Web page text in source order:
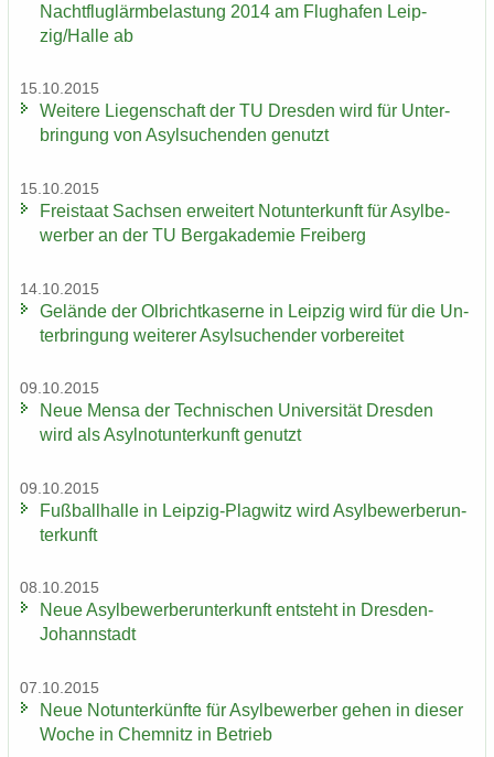
Nacht­flug­lärm­be­las­tung 2014 am Flug­ha­fen Leip­
zig/Halle ab
15.10.2015
Wei­te­re Lie­gen­schaft der TU Dres­den wird für Un­ter­
brin­gung von Asyl­su­chen­den ge­nutzt
15.10.2015
Frei­staat Sach­sen er­wei­tert Not­un­ter­kunft für Asyl­be­
wer­ber an der TU Berg­aka­de­mie Frei­berg
14.10.2015
Ge­län­de der Ol­bricht­ka­ser­ne in Leip­zig wird für die Un­
ter­brin­gung wei­te­rer Asyl­su­chen­der vor­be­rei­tet
09.10.2015
Neue Mensa der Tech­ni­schen Uni­ver­si­tät Dres­den
wird als Asyl­not­un­ter­kunft ge­nutzt
09.10.2015
Fuß­ball­hal­le in Leipzig-​Plagwitz wird Asyl­be­wer­ber­un­
ter­kunft
08.10.2015
Neue Asyl­be­wer­ber­un­ter­kunft ent­steht in Dresden-​
Johannstadt
07.10.2015
Neue Not­un­ter­künf­te für Asyl­be­wer­ber gehen in die­ser
Woche in Chem­nitz in Be­trieb